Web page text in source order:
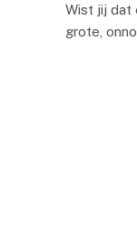
Wist jij dat
grote,